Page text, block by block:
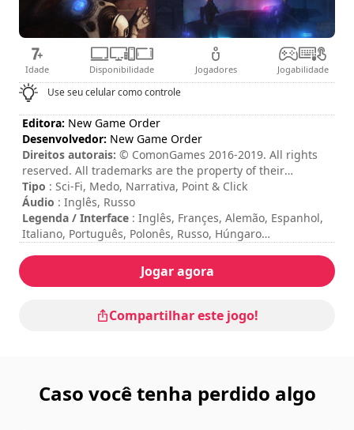
Idade Disponibilidade Jogadores Jogabilidade
Use seu celular como controle
Editora: New Game Order
Desenvolvedor: New Game Order
Direitos autorais: © ComonGames 2016-2019. All rights
reserved. All trademarks are the property of their
respective owners.
Tipo : Sci-Fi, Medo, Narrativa, Point & Click
Áudio : Inglês, Russo
Legenda / Interface : Inglês, Françes, Alemão, Espanhol,
Italiano, Português, Polonês, Russo, Húngaro
Duração total
Dificuldade
Jogar agora
Compartilhar este jogo!
Caso você tenha perdido algo